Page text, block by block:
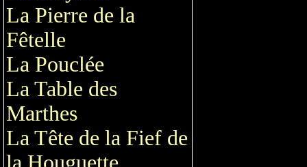
La Pierre de la
Fêtelle
La Pouclée
La Table des
Marthes
La Tête de la Fief de